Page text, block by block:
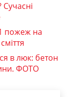
Сучасні
пожеж на
в люк: бетон
ФОТО